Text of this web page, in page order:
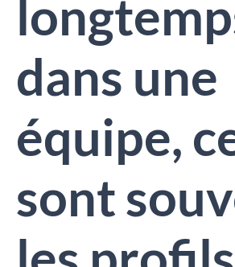
dans une
équipe,
sont